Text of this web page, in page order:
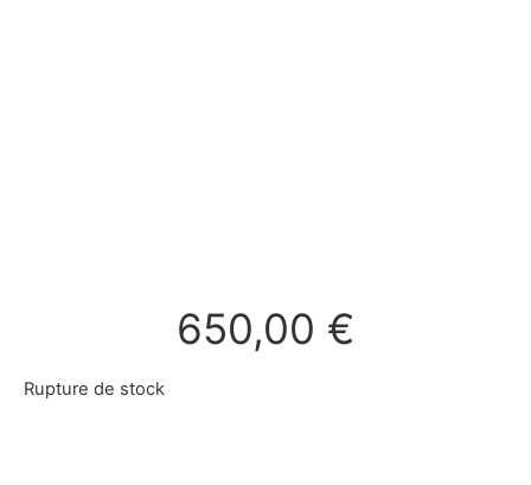
650,00 €
Rupture de stock